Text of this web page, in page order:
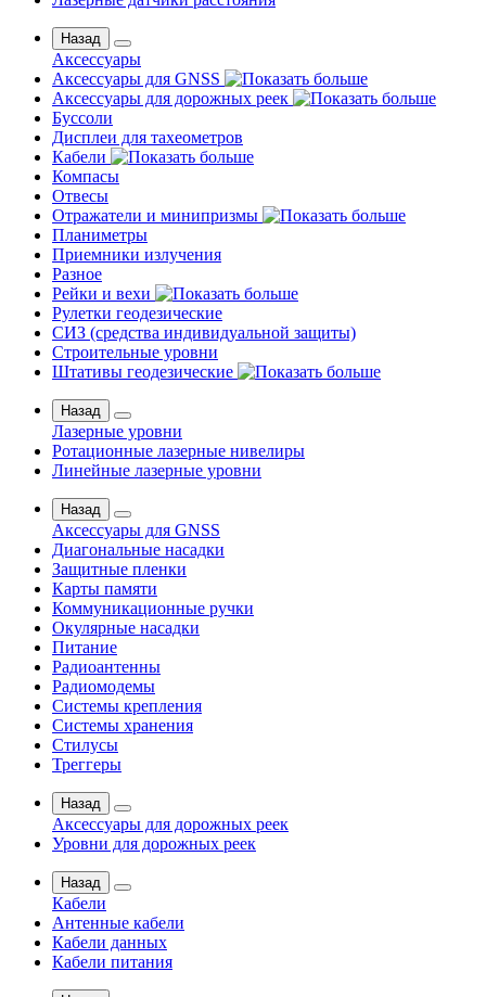
Назад
Аксессуары
Аксессуары для GNSS
Аксессуары для дорожных реек
Буссоли
Дисплеи для тахеометров
Кабели
Компасы
Отвесы
Отражатели и минипризмы
Планиметры
Приемники излучения
Разное
Рейки и вехи
Рулетки геодезические
СИЗ (средства индивидуальной защиты)
Строительные уровни
Штативы геодезические
Назад
Лазерные уровни
Ротационные лазерные нивелиры
Линейные лазерные уровни
Назад
Аксессуары для GNSS
Диагональные насадки
Защитные пленки
Карты памяти
Коммуникационные ручки
Окулярные насадки
Питание
Радиоантенны
Радиомодемы
Системы крепления
Системы хранения
Стилусы
Треггеры
Назад
Аксессуары для дорожных реек
Уровни для дорожных реек
Назад
Кабели
Антенные кабели
Кабели данных
Кабели питания